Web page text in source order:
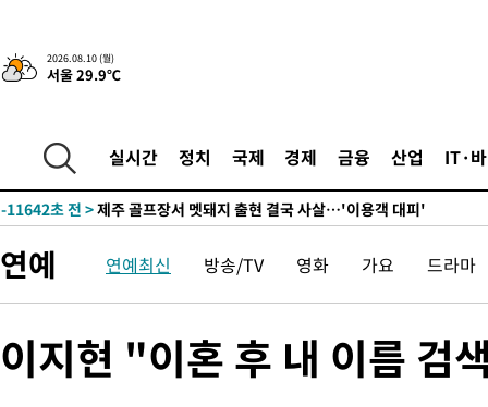
2026.08.10 (월)
서울 29.9℃
실시간 정치 국제 경제 금융 산업 IT·
수"
-17887초 전 >[속보]강훈식 "반도체 함께 성장 프로젝트 10년간 1조원 규모
진…상생무역금융 5조 공급"
-17439초 전 >[속보]강훈식 "연내 메가특구특별법 제정 추진…인허가·환경
-15051초 전 >
누그러진 극한 폭염…'낮 최고 34도' 무더위는 이어져[내일날
-11642초 전 >
-9460초 전 > [속보]원·달러 환율, 2.3원 오른 1418.4원 마감
-9290초 전 >
[속보]코스닥, 55.66포인트(6.97%) 오른 854.47 마감
-5997초 전 >대포통장 107개로 불법도박 수익 5062억 세탁…19명 검거
로 임시 배치해 산단 조기 착공"
-1624초 전 >포항스틸야드 관중석 천장 석재 낙하…K리그 전구장 긴급 점검
연예 연예최신 방송/TV 영화 가요 드라마
이지현 "이혼 후 내 이름 검